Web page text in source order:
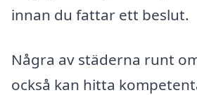
innan du fattar ett beslut.
Några av städerna runt
också kan hitta